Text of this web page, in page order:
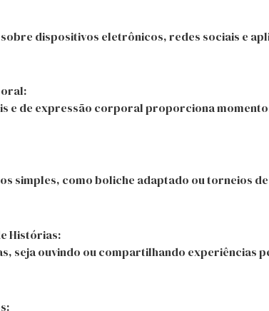
dispositivos eletrônicos, redes sociais e
e de expressão corporal proporciona
simples, como boliche adaptado ou torneios
Histórias:
seja ouvindo ou compartilhando experiências